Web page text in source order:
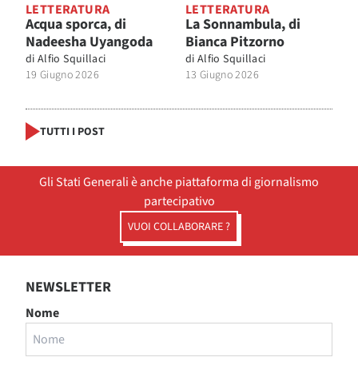
LETTERATURA
Acqua sporca, di
Nadeesha Uyangoda
di Alfio Squillaci
19 Giugno 2026
LETTERATURA
La Sonnambula, di
Bianca Pitzorno
di Alfio Squillaci
13 Giugno 2026
TUTTI I POST
Gli Stati Generali è anche piattaforma di giornalismo
partecipativo
VUOI COLLABORARE ?
NEWSLETTER
Nome